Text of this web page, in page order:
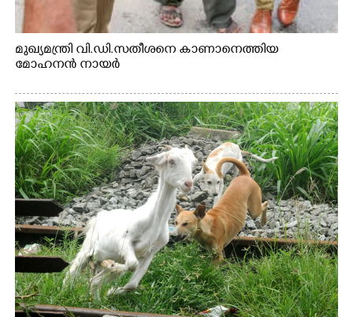
മുഖ്യമന്ത്രി വി.ഡി.സതീശനെ കാണാനെത്തിയ
മോഹനൻ നായർ